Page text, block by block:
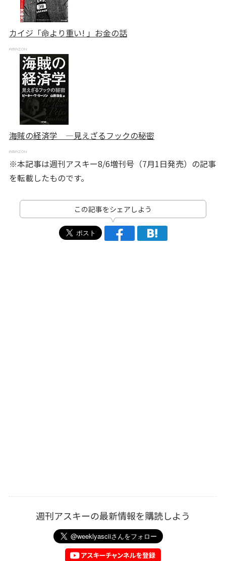
カイジ「命より重い! 」お金の話
海賊の経済学 ―見えざるフックの秘密
※本記事は週刊アスキー8/6増刊号（7月1日発売）の記事
を転載したものです。
この記事をシェアしよう
週刊アスキーの最新情報を購読しよう